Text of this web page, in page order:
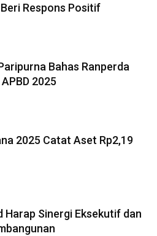
Respons Positif
Bahas Ranperda
2025
2025 Catat Aset Rp2,19
Harap Sinergi Eksekutif dan